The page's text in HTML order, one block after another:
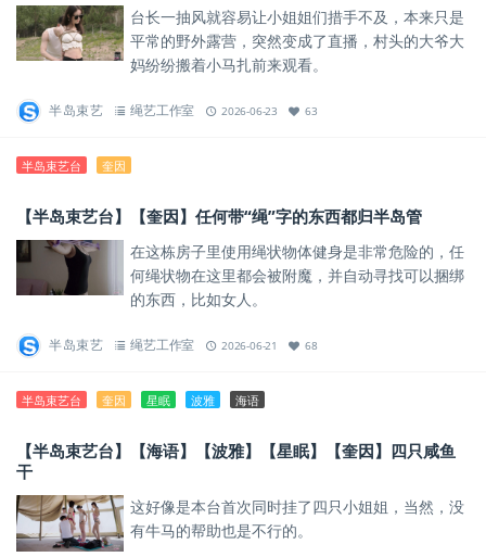
台长一抽风就容易让小姐姐们措手不及，本来只是
平常的野外露营，突然变成了直播，村头的大爷大
妈纷纷搬着小马扎前来观看。
半岛束艺 绳艺工作室 2026-06-23 63
半岛束艺台 奎因
【半岛束艺台】【奎因】任何带“绳”字的东西都归半岛管
在这栋房子里使用绳状物体健身是非常危险的，任
何绳状物在这里都会被附魔，并自动寻找可以捆绑
的东西，比如女人。
半岛束艺 绳艺工作室 2026-06-21 68
半岛束艺台 奎因 星眠 波雅 海语
【半岛束艺台】【海语】【波雅】【星眠】【奎因】四只咸鱼
干
这好像是本台首次同时挂了四只小姐姐，当然，没
有牛马的帮助也是不行的。